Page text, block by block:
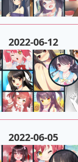
2022-06-12
2022-06-05